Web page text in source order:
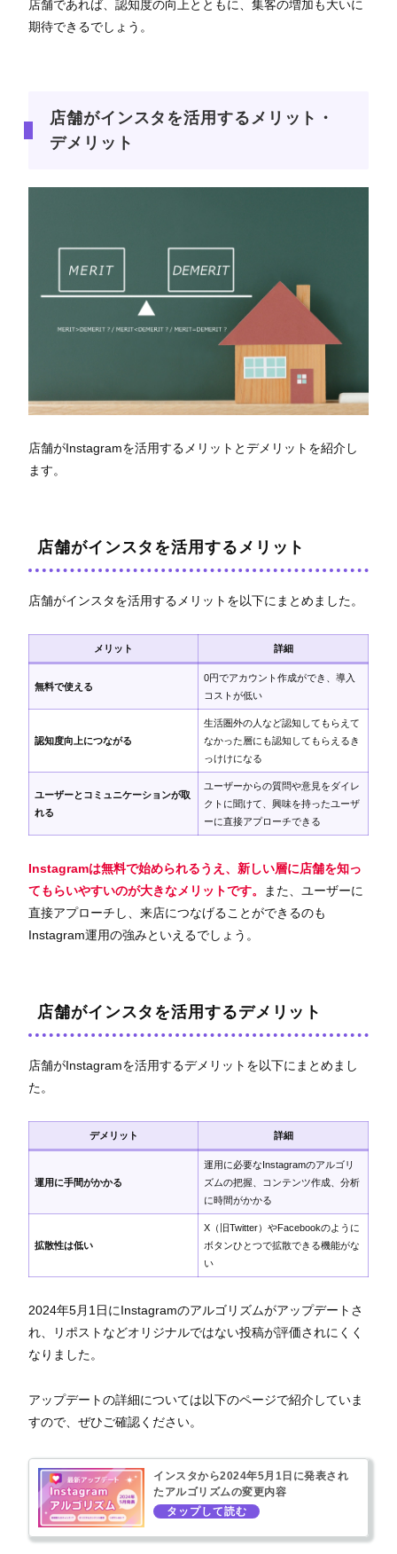
店舗であれば、認知度の向上とともに、集客の増加も大いに
期待できるでしょう。
店舗がインスタを活用するメリット・
デメリット
店舗がInstagramを活用するメリットとデメリットを紹介し
ます。
店舗がインスタを活用するメリット
店舗がインスタを活用するメリットを以下にまとめました。
メリット 詳細
無料で使える
0円でアカウント作成ができ、導入
コストが低い
認知度向上につながる
生活圏外の人など認知してもらえて
なかった層にも認知してもらえるき
っけけになる
ユーザーとコミュニケーションが取
れる
ユーザーからの質問や意見をダイレ
クトに聞けて、興味を持ったユーザ
ーに直接アプローチできる
Instagramは無料で始められるうえ、新しい層に店舗を知っ
てもらいやすいのが大きなメリットです。
また、ユーザーに
直接アプローチし、来店につなげることができるのも
Instagram運用の強みといえるでしょう。
店舗がインスタを活用するデメリット
店舗がInstagramを活用するデメリットを以下にまとめまし
た。
デメリット 詳細
運用に手間がかかる
運用に必要なInstagramのアルゴリ
ズムの把握、コンテンツ作成、分析
に時間がかかる
拡散性は低い
X（旧Twitter）やFacebookのように
ボタンひとつで拡散できる機能がな
い
2024年5月1日にInstagramのアルゴリズムがアップデートさ
れ、リポストなどオリジナルではない投稿が評価されにくく
なりました。
アップデートの詳細については以下のページで紹介していま
すので、ぜひご確認ください。
インスタから2024年5月1日に発表され
たアルゴリズムの変更内容